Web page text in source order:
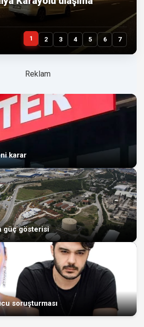
1 2 3 4 5 6 7
karar
güç gösterisi
soruşturması